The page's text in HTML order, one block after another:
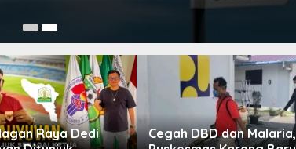
Raya Dedi
Cegah DBD dan Malaria,